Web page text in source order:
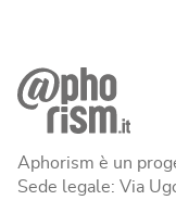
Aphorism è un
Sede legale: Via